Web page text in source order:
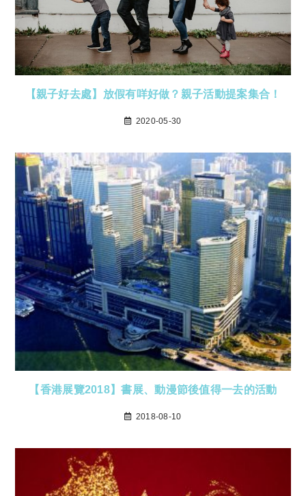
【親子好去處】放假有咩好做？親子活動提案集合！
2020-05-30
【香港展覽2018】書展、動漫節後值得一去的活動
2018-08-10